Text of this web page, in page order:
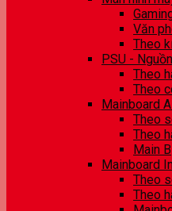
Văn
Theo
PSU -
Theo
Theo
Mainboard
Theo
Theo
Main B
Mainboard
Theo
Theo